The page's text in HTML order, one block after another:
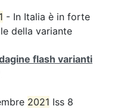
- In Italia è in forte
della variante
flash varianti
2021 Iss 8